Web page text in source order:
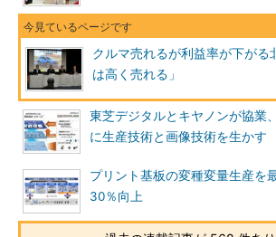
クルマ売れるが利益率が下がる
は高く売れる」
東芝デジタルとキヤノンが協業
に生産技術と画像技術を生かす
プリント基板の変種変量生産を
30％向上